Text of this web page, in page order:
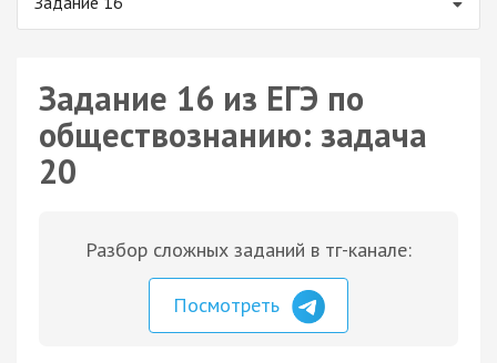
Задание 16 из ЕГЭ по
обществознанию: задача
20
Разбор сложных заданий в тг-канале:
Посмотреть